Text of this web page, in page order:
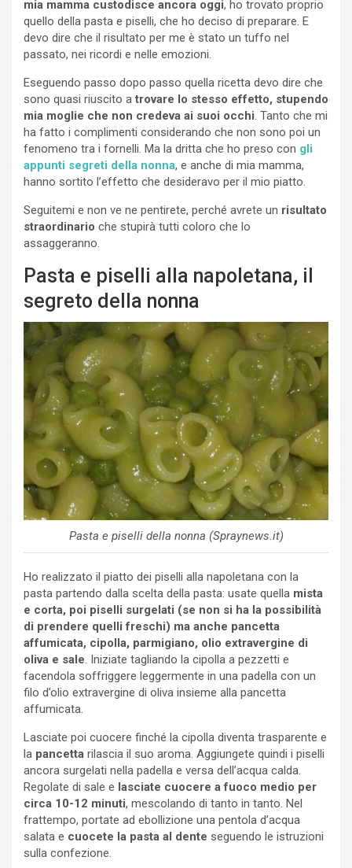
mia mamma custodisce ancora oggi, ho trovato proprio
quello della pasta e piselli, che ho deciso di preparare. E
devo dire che il risultato per me è stato un tuffo nel
passato, nei ricordi e nelle emozioni.
Eseguendo passo dopo passo quella ricetta devo dire che
sono quasi riuscito atrovare lo stesso effetto, stupendo
mia moglie che non credeva ai suoi occhi. Tanto che mi
ha fatto i complimenti considerando che non sono poi un
fenomeno tra i fornelli. Ma la dritta che ho preso con gli
appunti segreti della nonna, e anche di mia mamma,
hanno sortito l’effetto che desideravo per il mio piatto.
Seguitemi e non ve ne pentirete, perché avrete un risultato
straordinario che stupirà tutti coloro che lo
assaggeranno.
Pasta e piselli alla napoletana, il
segreto della nonna
Pasta e piselli della nonna (Spraynews.it)
Ho realizzato il piatto dei piselli alla napoletana con la
pasta partendo dalla scelta della pasta: usate quella mista
e corta, poi piselli surgelati (se non si ha la possibilità
di prendere quelli freschi) ma anche pancetta
affumicata, cipolla, parmigiano, olio extravergine di
oliva e sale. Iniziate tagliando la cipolla a pezzetti e
facendola soffriggere leggermente in una padella con un
filo d’olio extravergine di oliva insieme alla pancetta
affumicata.
Lasciate poi cuocere finché la cipolla diventa trasparente e
la pancetta rilascia il suo aroma. Aggiungete quindi i piselli
ancora surgelati nella padella e versa dell’acqua calda.
Regolate di sale e lasciate cuocere a fuoco medio per
circa 10-12 minuti, mescolando di tanto in tanto. Nel
frattempo, portate ad ebollizione una pentola d’acqua
salata e cuocete la pasta al dente seguendo le istruzioni
sulla confezione.